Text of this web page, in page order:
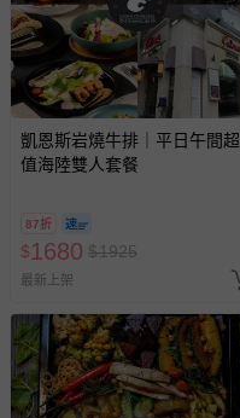
凱恩斯岩燒牛排｜平日午間超
值海陸雙人套餐
87折
$1680 $1925
最新上架